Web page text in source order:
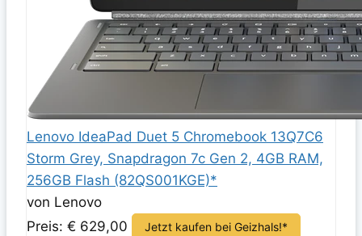
Lenovo IdeaPad Duet 5 Chromebook 13Q7C6
Storm Grey, Snapdragon 7c Gen 2, 4GB RAM,
256GB Flash (82QS001KGE)*
von Lenovo
Preis: € 629,00
Jetzt kaufen bei Geizhals!*